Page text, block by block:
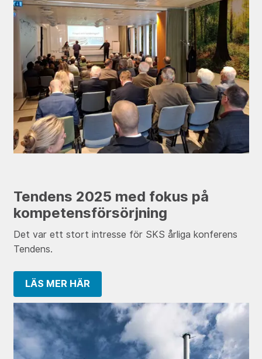
Tendens 2025 med fokus på
kompetensförsörjning
Det var ett stort intresse för SKS årliga konferens
Tendens.
LÄS MER HÄR